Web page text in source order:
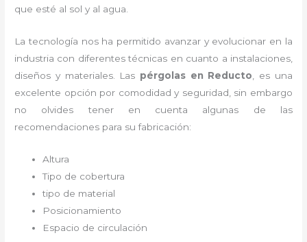
que esté al sol y al agua.
La tecnología nos ha permitido avanzar y evolucionar en la
industria con diferentes técnicas en cuanto a instalaciones,
diseños y materiales. Las pérgolas en Reducto , es una
excelente opción por comodidad y seguridad, sin embargo
no olvides tener en cuenta algunas de las
recomendaciones para su fabricación:
Altura
Tipo de cobertura
tipo de material
Posicionamiento
Espacio de circulación